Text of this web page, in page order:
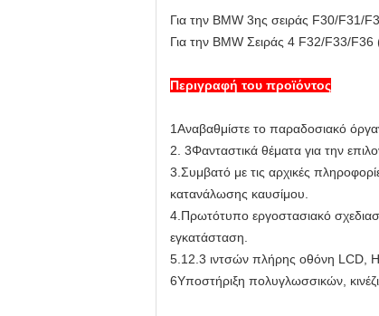
Για την BMW 3ης σειράς F30/F31/
Για την BMW Σειράς 4 F32/F33/
Περιγραφή του προϊόντος
1Αναβαθμίστε το παραδοσιακό
2. 3Φανταστικά θέματα για την
3.Συμβατό με τις αρχικές
κατανάλωσης καυσίμου.
4.Πρωτότυπο εργοστασιακό
εγκατάσταση.
5.12.3 ιντσών πλήρης οθόνη LCD,
6Υποστήριξη πολυγλωσσικών,